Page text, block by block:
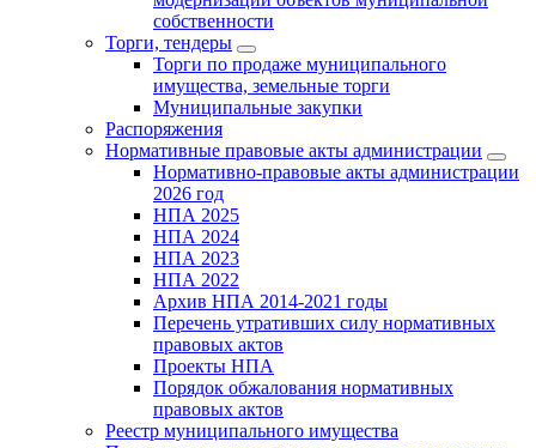
собственности
Торги, тендеры
Торги по продаже муниципального
имущества, земельные торги
Муниципальные закупки
Распоряжения
Нормативные правовые акты администрации
Нормативно-правовые акты администрации
2026 год
НПА 2025
НПА 2024
НПА 2023
НПА 2022
Архив НПА 2014-2021 годы
Перечень утративших силу нормативных
правовых актов
Проекты НПА
Порядок обжалования нормативных
правовых актов
Реестр муниципального имущества